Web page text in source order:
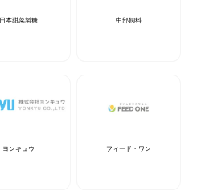
日本甜菜製糖 中部飼料
ヨンキュウ フィード・ワン